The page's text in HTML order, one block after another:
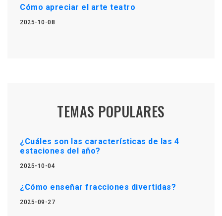
Cómo apreciar el arte teatro
2025-10-08
TEMAS POPULARES
¿Cuáles son las características de las 4
estaciones del año?
2025-10-04
¿Cómo enseñar fracciones divertidas?
2025-09-27